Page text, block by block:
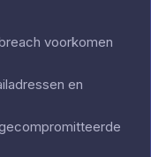
voorkomen
en